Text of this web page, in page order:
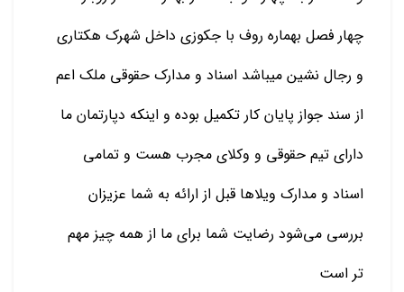
چهار فصل بهماره روف با جکوزی داخل شهرک هکتاری
و رجال نشین میباشد اسناد و مدارک حقوقی ملک اعم
از سند جواز پایان کار تکمیل بوده و اینکه دپارتمان ما
دارای تیم حقوقی و وکلای مجرب هست و تمامی
اسناد و مدارک ویلاها قبل از ارائه به شما عزیزان
بررسی می‌شود رضایت شما برای ما از همه چیز مهم
تر است